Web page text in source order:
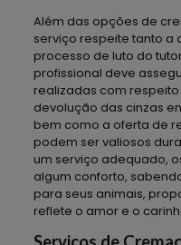
Além das opções de
serviço respeite tanto a
processo de luto do
profissional deve
realizadas com
devolução das cinzas
bem como a oferta de
podem ser valiosos
um serviço adequado,
algum conforto,
para seus animais,
reflete o amor e o